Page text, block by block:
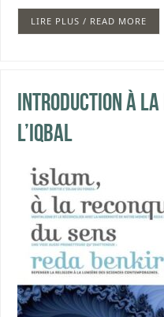
LIRE PLUS / READ MORE
Introduction à
l’iqbal